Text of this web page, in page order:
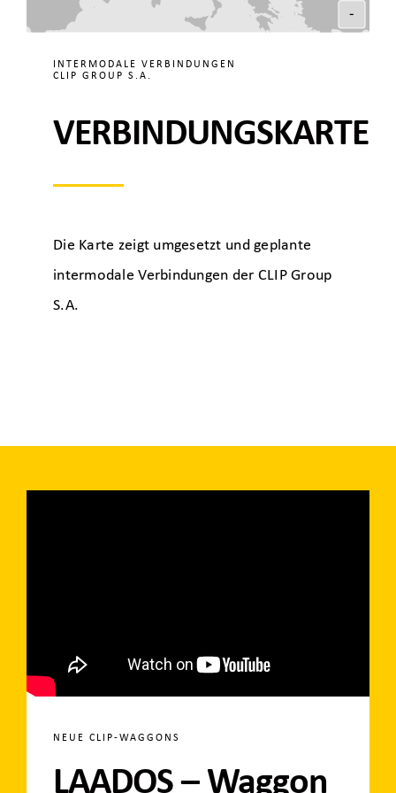
-
INTERMODALE VERBINDUNGEN
CLIP GROUP S.A.
VERBINDUNGSKARTE
Die Karte zeigt umgesetzt und geplante
intermodale Verbindungen der CLIP Group
S.A.
NEUE CLIP-WAGGONS
LAADOS – Waggon